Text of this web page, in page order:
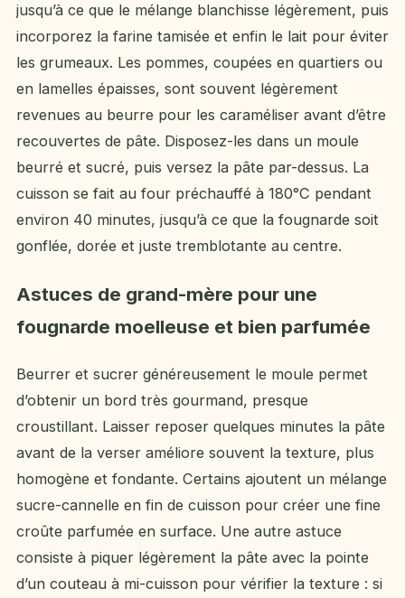
jusqu’à ce que le mélange blanchisse légèrement, puis
incorporez la farine tamisée et enfin le lait pour éviter
les grumeaux. Les pommes, coupées en quartiers ou
en lamelles épaisses, sont souvent légèrement
revenues au beurre pour les caraméliser avant d’être
recouvertes de pâte. Disposez-les dans un moule
beurré et sucré, puis versez la pâte par-dessus. La
cuisson se fait au four préchauffé à 180°C pendant
environ 40 minutes, jusqu’à ce que la fougnarde soit
gonflée, dorée et juste tremblotante au centre.
Astuces de grand-mère pour une
fougnarde moelleuse et bien parfumée
Beurrer et sucrer généreusement le moule permet
d’obtenir un bord très gourmand, presque
croustillant. Laisser reposer quelques minutes la pâte
avant de la verser améliore souvent la texture, plus
homogène et fondante. Certains ajoutent un mélange
sucre-cannelle en fin de cuisson pour créer une fine
croûte parfumée en surface. Une autre astuce
consiste à piquer légèrement la pâte avec la pointe
d’un couteau à mi-cuisson pour vérifier la texture : si